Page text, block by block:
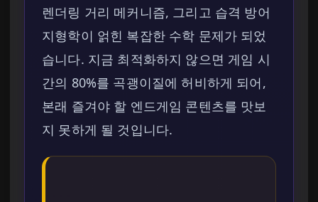
렌더링 거리 메커니즘, 그리고 습격 방어
지형학이 얽힌 복잡한 수학 문제가 되었
습니다. 지금 최적화하지 않으면 게임 시
간의 80%를 곡괭이질에 허비하게 되어,
본래 즐겨야 할 엔드게임 콘텐츠를 맛보
지 못하게 될 것입니다.